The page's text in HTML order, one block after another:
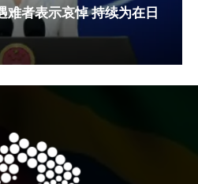
难者表示哀悼 持续为在日